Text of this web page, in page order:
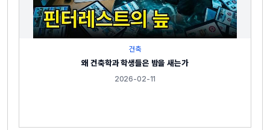
건축
왜 건축학과 학생들은 밤을 새는가
2026-02-11